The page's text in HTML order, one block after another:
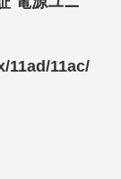
11ad/11ac/